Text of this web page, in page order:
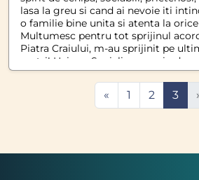
lasa la greu si cand ai nevoie iti
o familie bine unita si atenta la
Multumesc pentru tot sprijinul
Piatra Craiului, m-au sprijinit pe
metri! Hai sa Socializam , prin
cunoastem o parte din
de multi dintre noi! Satul Firijba
traseu cu acest grup minunat.
« 1 2 3